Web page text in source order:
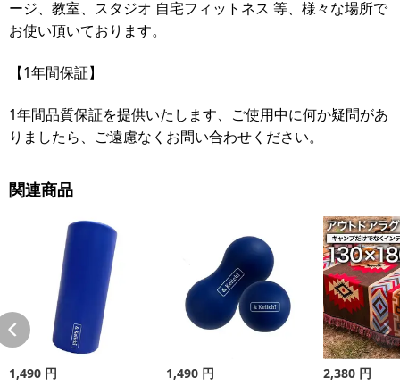
ージ、教室、スタジオ 自宅フィットネス 等、様々な場所で
お使い頂いております。
【1年間保証】
1年間品質保証を提供いたします、ご使用中に何か疑問があ
りましたら、ご遠慮なくお問い合わせください。
関連商品
1,490 円 1,490 円 2,380 円